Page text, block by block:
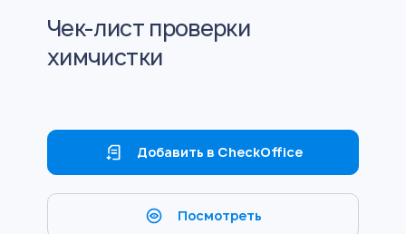
Чек-лист проверки
химчистки
Добавить в CheckOffice
Посмотреть